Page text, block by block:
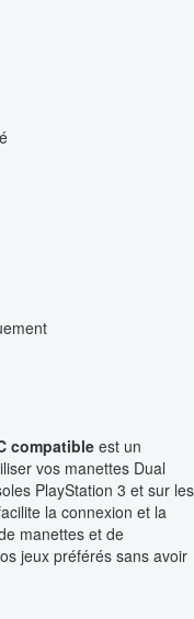
compatible est un
vos manettes Dual
PlayStation 3 et sur les
la connexion et la
manettes et de
jeux préférés sans avoir